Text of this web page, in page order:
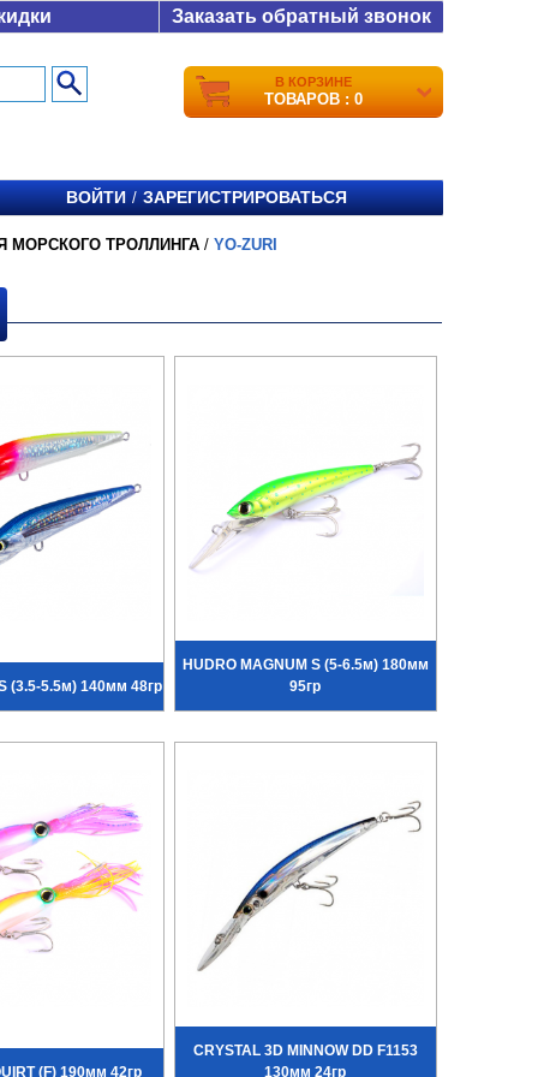
Заказать обратный звонок
В КОРЗИНЕ
ТОВАРОВ : 0
ВОЙТИ / ЗАРЕГИСТРИРОВАТЬСЯ
МОРСКОГО ТРОЛЛИНГА / YO-ZURI
(3.5-5.5м) 140мм 48гр
HUDRO MAGNUM S (5-6.5м) 180мм
95гр
(F) 190мм 42гр
CRYSTAL 3D MINNOW DD F1153
130мм 24гр